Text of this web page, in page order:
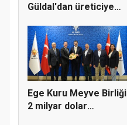
Güldal'dan üreticiye
Ege Kuru Meyve Birliği
2 milyar dolar